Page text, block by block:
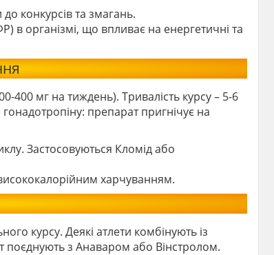
до конкурсів та змагань.
в організмі, що впливає на енергетичні та
400 мг на тиждень). Тривалість курсу – 5-6
препарат пригнічує на
Застосовуються Кломід або
харчуванням.
курсу. Деякі атлети комбінують із
поєднують з Анаваром або Вінстролом.